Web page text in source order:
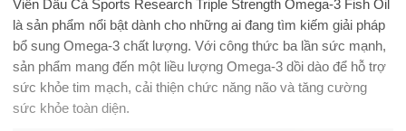
Viên Dầu Cá Sports Research Triple Strength Omega-3 Fish Oil
là sản phẩm nổi bật dành cho những ai đang tìm kiếm giải pháp
bổ sung Omega-3 chất lượng. Với công thức ba lần sức mạnh,
sản phẩm mang đến một liều lượng Omega-3 dồi dào để hỗ trợ
sức khỏe tim mạch, cải thiện chức năng não và tăng cường
sức khỏe toàn diện.